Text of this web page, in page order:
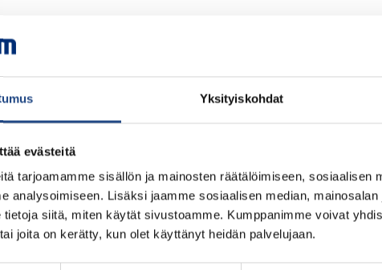
Yksityiskohdat
evästeitä
tarjoamamme sisällön ja mainosten räätälöimiseen, sosiaalisen
analysoimiseen. Lisäksi jaamme sosiaalisen median,
tietoja siitä, miten käytät sivustoamme. Kumppanimme voivat
joita on kerätty, kun olet käyttänyt heidän palvelujaan.